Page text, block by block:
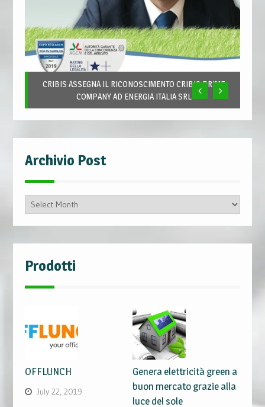
CRIBIS ASSEGNA IL RICONOSCIMENTO CRIBIS PRIME
COMPANY AD ENERGIA ITALIA SRL
Archivio Post
Archivio
Prodotti
OFFLUNCH
July 22, 2019
Genera elettricità green a
buon mercato grazie alla
luce del sole